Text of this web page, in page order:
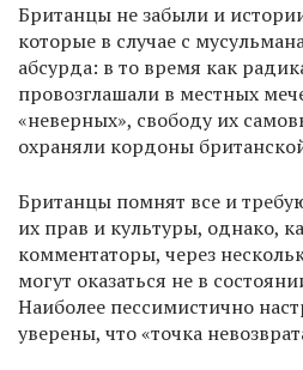
Британцы не забыли и
которые в случае с
абсурда: в то время как
провозглашали в местных
«неверных», свободу их
охраняли кордоны
Британцы помнят все и
их прав и культуры, однако,
комментаторы, через
могут оказаться не в
Наиболее пессимистично
уверены, что «точка